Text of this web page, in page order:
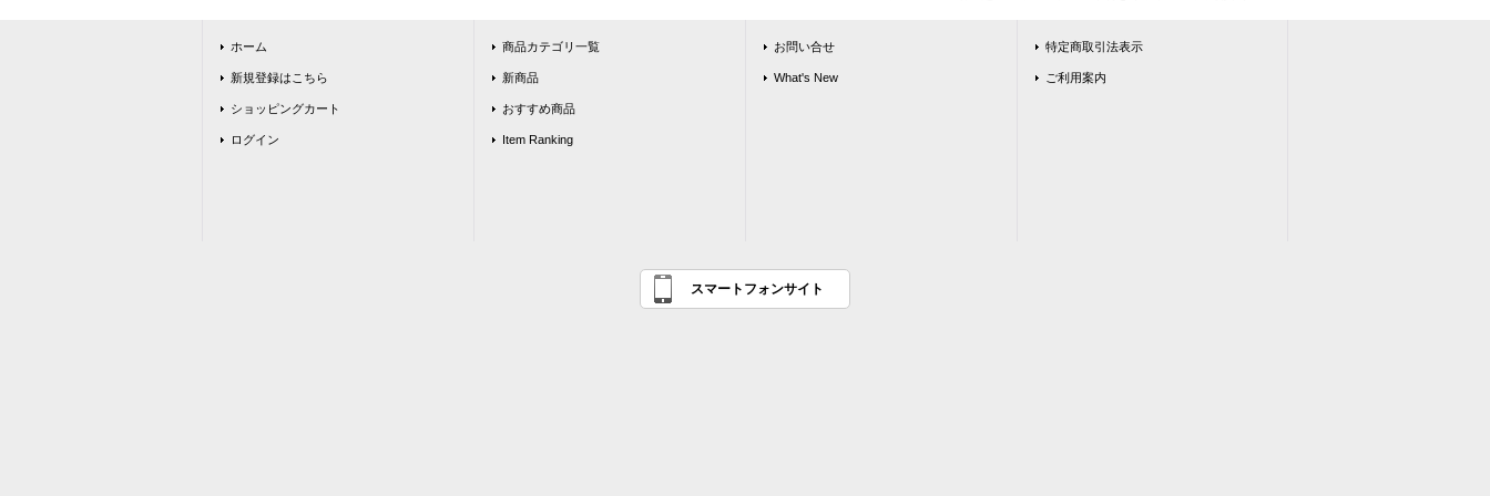
ホーム
新規登録はこちら
ショッピングカート
ログイン
商品カテゴリ一覧
新商品
おすすめ商品
Item Ranking
お問い合せ
What's New
特定商取引法表示
ご利用案内
スマートフォンサイト